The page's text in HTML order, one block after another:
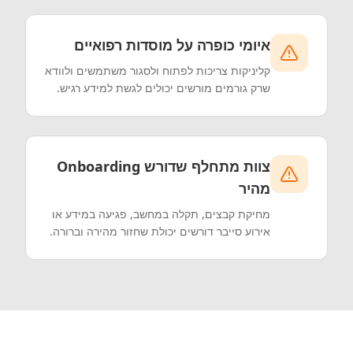
איומי כופרה על מוסדות רפואיים
קליניקות צריכות לפתוח ולסגור משתמשים ולוודא
שרק גורמים מורשים יכולים לגשת למידע רגיש.
צוות מתחלף שדורש Onboarding
מהיר
מחיקת קבצים, תקלה במחשב, פגיעה במידע או
אירוע סייבר דורשים יכולת שחזור מהירה וברורה.